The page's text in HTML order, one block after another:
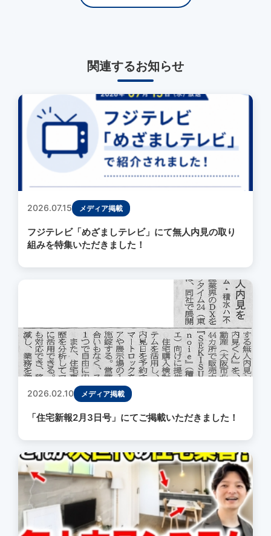
関連するお知らせ
2026.07.15 メディア掲載
フジテレビ「めざましテレビ」にて無人内見の取り
組みを特集いただきました！
2026.02.10 メディア掲載
「住宅新報2月3日号」にてご掲載いただきました！